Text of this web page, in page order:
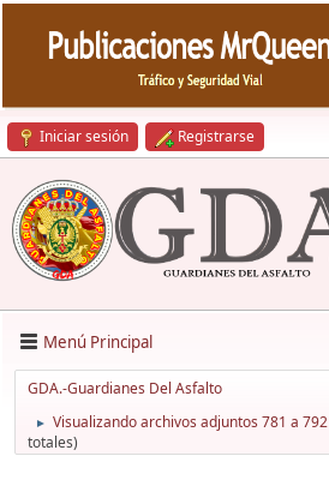
Iniciar sesión Registrarse
Menú Principal
GDA.-Guardianes Del Asfalto
► Visualizando archivos adjuntos 781 a 792
totales)